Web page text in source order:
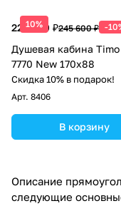
10%
221 040 ₽245 600 ₽ -
Душевая кабина
7770 New 170х88
Скидка 10% в подарок!
Арт. 8406
В корзину
Описание
следующие